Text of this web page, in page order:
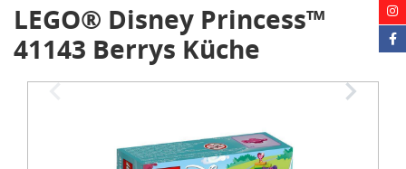
LEGO® Disney Princess™
41143 Berrys Küche